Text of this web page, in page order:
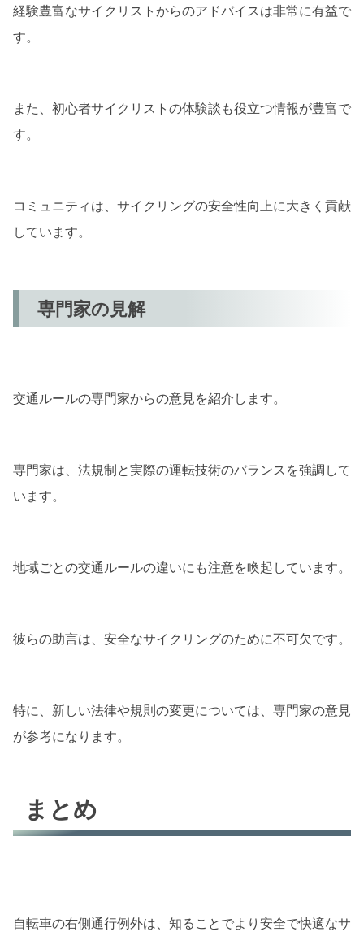
経験豊富なサイクリストからのアドバイスは非常に有益で
す。
また、初心者サイクリストの体験談も役立つ情報が豊富で
す。
コミュニティは、サイクリングの安全性向上に大きく貢献
しています。
専門家の見解
交通ルールの専門家からの意見を紹介します。
専門家は、法規制と実際の運転技術のバランスを強調して
います。
地域ごとの交通ルールの違いにも注意を喚起しています。
彼らの助言は、安全なサイクリングのために不可欠です。
特に、新しい法律や規則の変更については、専門家の意見
が参考になります。
まとめ
自転車の右側通行例外は、知ることでより安全で快適なサ